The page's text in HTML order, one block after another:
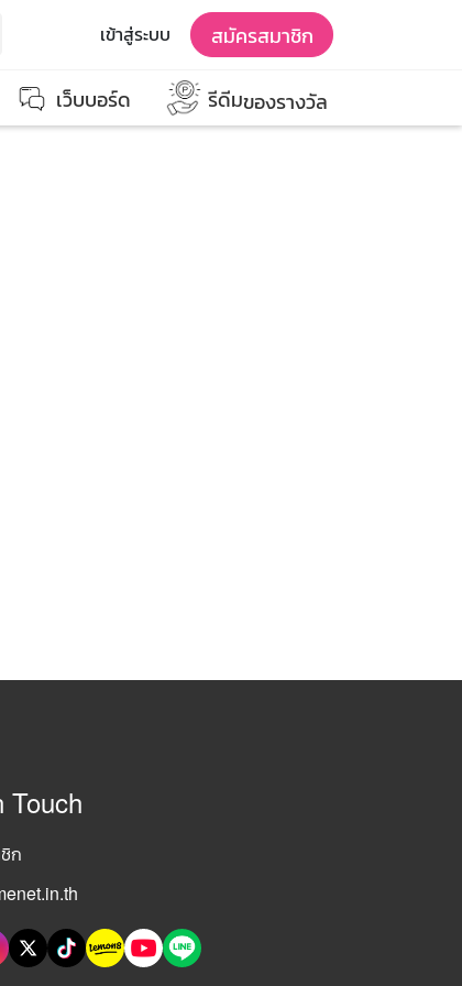
เข้าสู่ระบบ สมัครสมาชิก
เว็บบอร์ด รีดีมของรางวัล
Touch
ก